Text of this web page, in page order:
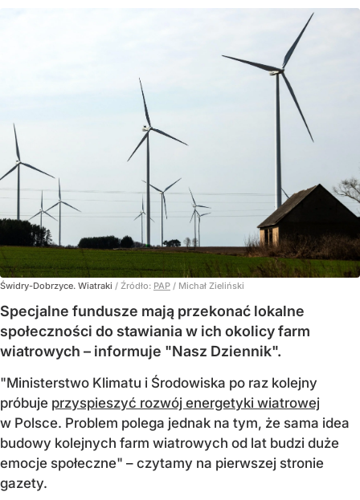
Świdry-Dobrzyce. Wiatraki / Źródło: PAP / Michał Zieliński
Specjalne fundusze mają przekonać lokalne
społeczności do stawiania w ich okolicy farm
wiatrowych – informuje "Nasz Dziennik".
"Ministerstwo Klimatu i Środowiska po raz kolejny
próbuje przyspieszyć rozwój energetyki wiatrowej
w Polsce. Problem polega jednak na tym, że sama idea
budowy kolejnych farm wiatrowych od lat budzi duże
emocje społeczne" – czytamy na pierwszej stronie
gazety.